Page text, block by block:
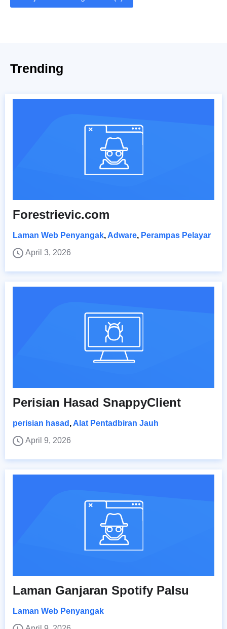
Trending
Forestrievic.com
Laman Web Penyangak, Adware, Perampas Pelayar
April 3, 2026
Perisian Hasad SnappyClient
perisian hasad , Alat Pentadbiran Jauh
April 9, 2026
Laman Ganjaran Spotify Palsu
Laman Web Penyangak